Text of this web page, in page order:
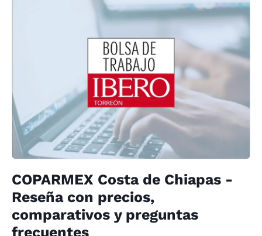
COPARMEX Costa de Chiapas -
Reseña con precios,
comparativos y preguntas
frecuentes